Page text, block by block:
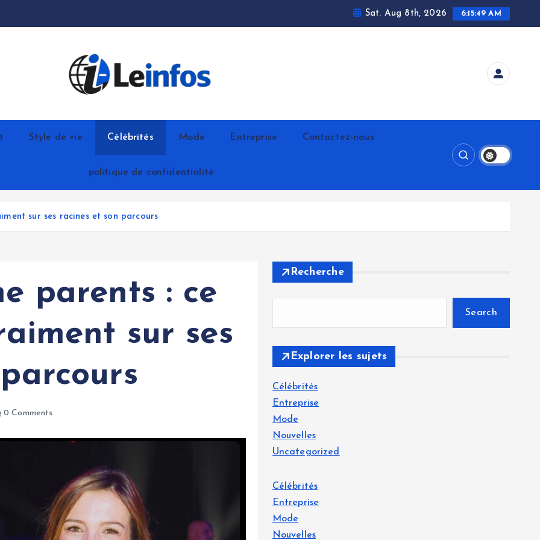
Sat. Aug 8th, 2026 6:15:50 AM
Style de vie Célébrités Mode Entreprise Contactez-nous
politique de confidentialité
sur ses racines et son parcours
parents : ce
sur ses
0 Comments
Recherche
Search
Explorer les sujets
Célébrités
Entreprise
Mode
Nouvelles
Uncategorized
Célébrités
Entreprise
Mode
Nouvelles